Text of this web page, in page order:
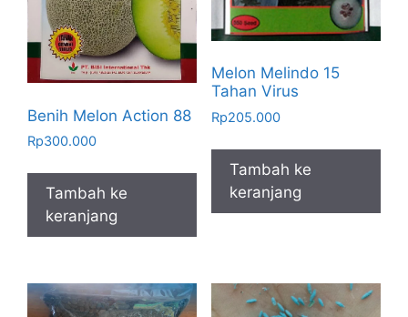
Benih Melon Action 88
Rp300.000
Tambah ke
keranjang
Melon Melindo 15
Tahan Virus
Rp205.000
Tambah ke
keranjang